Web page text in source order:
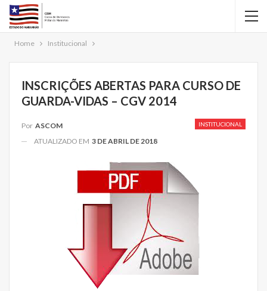
Home Institucional
INSCRIÇÕES ABERTAS PARA CURSO DE
GUARDA-VIDAS – CGV 2014
INSTITUCIONAL
Por ASCOM
ATUALIZADO EM 3 DE ABRIL DE 2018